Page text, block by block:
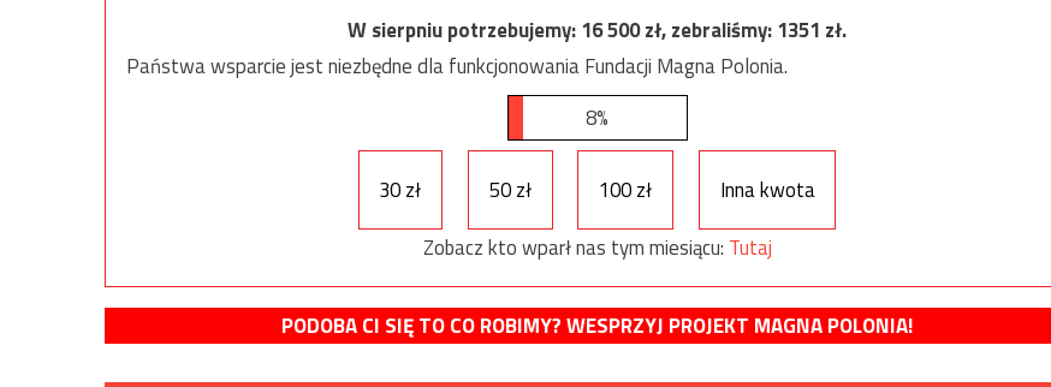
W sierpniu potrzebujemy:16 500zł, zebraliśmy:1351 zł.
Państwa wsparcie jest niezbędne dla funkcjonowania Fundacji Magna Polonia.
8%
30 zł 50 zł 100 zł
Inna kwota
Zobacz kto wparł nas tym miesiącu: Tutaj
PODOBA CI SIĘ TO CO ROBIMY? WESPRZYJ PROJEKT MAGNA POLONIA!